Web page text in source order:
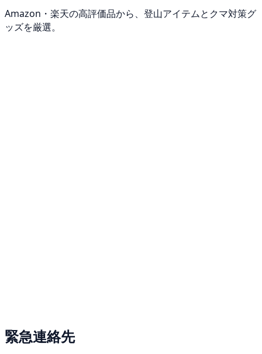
Amazon・楽天の高評価品から、登山アイテムとクマ対策グ
ッズを厳選。
緊急連絡先